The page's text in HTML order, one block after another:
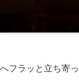
フラッと立ち寄